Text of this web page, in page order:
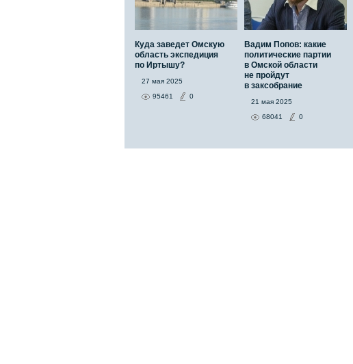
Куда заведет Омскую
область экспедиция
по Иртышу?
27 мая 2025
95461
0
Вадим Попов: какие
политические партии
в Омской области
не пройдут
в заксобрание
21 мая 2025
68041
0